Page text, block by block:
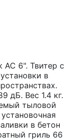
АС 6". Твитер с
в
дБ. Вес 1.4 кг.
тыловой
в бетон
гриль 66